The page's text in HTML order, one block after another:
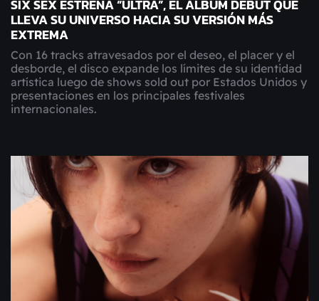
SIX SEX ESTRENA “ULTRA”, EL ÁLBUM DEBUT QUE
LLEVA SU UNIVERSO HACIA SU VERSIÓN MÁS
EXTREMA
Con 16 tracks atravesados por el deseo, el placer y el
desborde, el disco expande los límites de su identidad
artística luego de shows sold out por Estados Unidos y
presentaciones en los principales festivales
internacionales.